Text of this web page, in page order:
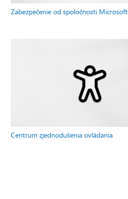
Zabezpečenie od spoločnosti Microsoft
Centrum zjednodušenia ovládania